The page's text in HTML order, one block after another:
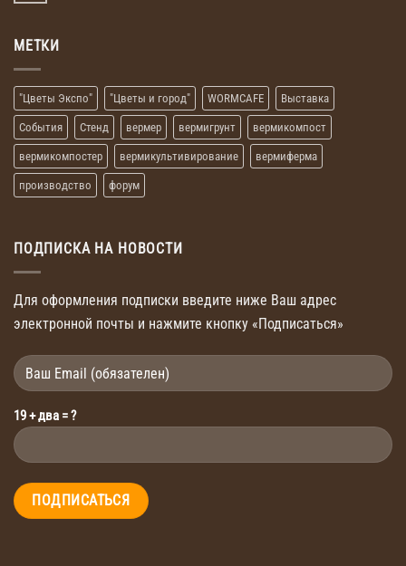
МЕТКИ
"Цветы Экспо" "Цветы и город" WORMCAFE Выставка
События Стенд вермер вермигрунт вермикомпост
вермикомпостер вермикультивирование вермиферма
производство форум
ПОДПИСКА НА НОВОСТИ
Для оформления подписки введите ниже Ваш адрес
электронной почты и нажмите кнопку «Подписаться»
19 + два = ?